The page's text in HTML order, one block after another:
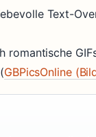
Text-
romantische
GBPicsOnline